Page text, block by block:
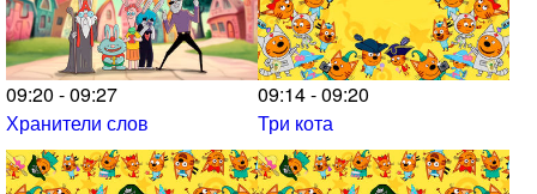
09:20 - 09:27
Хранители слов
09:14 - 09:20
Три кота